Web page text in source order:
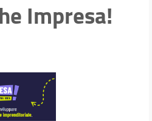
Impresa!